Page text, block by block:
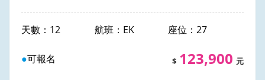
12 EK 27
可報名 123,900